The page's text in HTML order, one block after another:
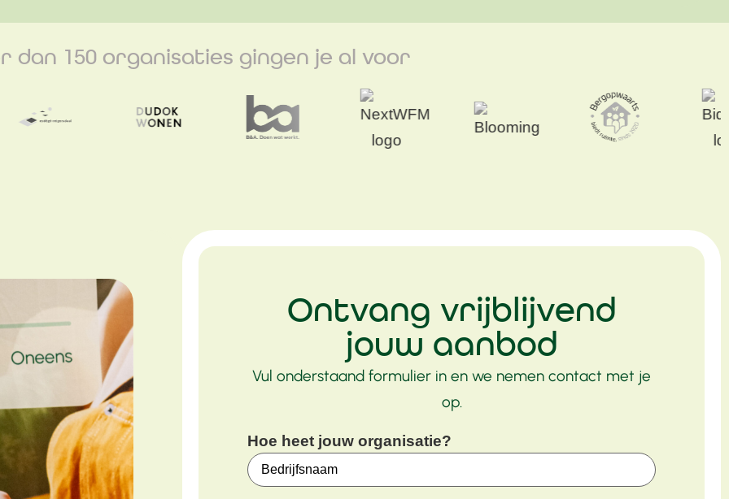
dan 150 organisaties gingen je al voor
Ontvang vrijblijvend
jouw aanbod
Vul onderstaand formulier in en we nemen contact met je
op.
Hoe heet jouw organisatie?